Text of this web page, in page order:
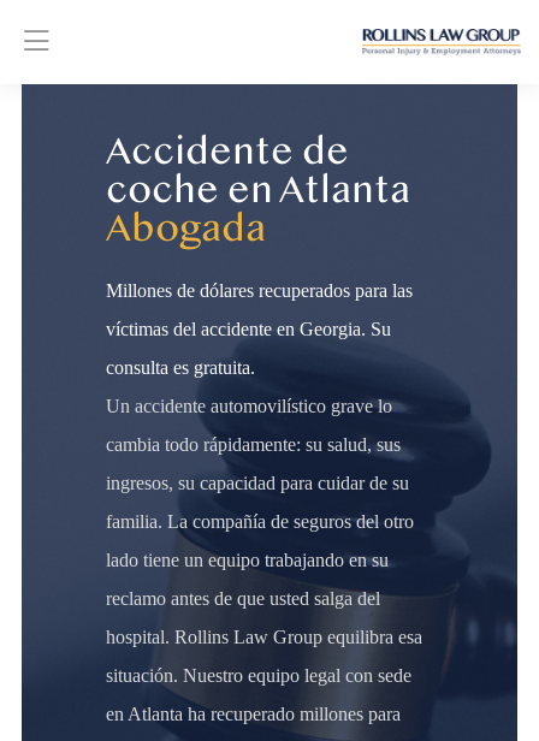
Accidente de
coche en Atlanta
Abogada
Millones de dólares recuperados para las
víctimas del accidente en Georgia. Su
consulta es gratuita.
Un accidente automovilístico grave lo
cambia todo rápidamente: su salud, sus
ingresos, su capacidad para cuidar de su
familia. La compañía de seguros del otro
lado tiene un equipo trabajando en su
reclamo antes de que usted salga del
hospital. Rollins Law Group equilibra esa
situación. Nuestro equipo legal con sede
en Atlanta ha recuperado millones para